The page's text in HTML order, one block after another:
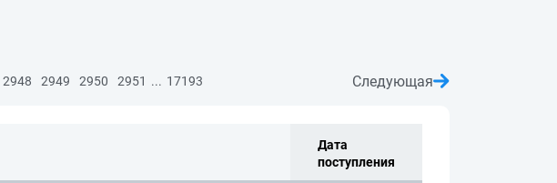
2948 2949 2950 2951 ... 17193 Следующая
Дата
поступления